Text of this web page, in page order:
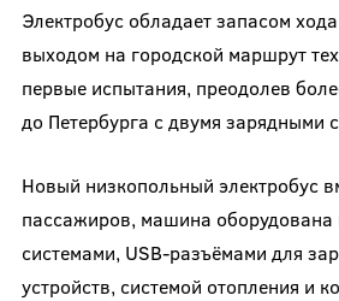
Электробус обладает запасом
выходом на городской маршрут
первые испытания, преодолев
до Петербурга с двумя зарядными
Новый низкопольный электробус
пассажиров, машина
системами, USB-разъёмами для
устройств, системой отопления и